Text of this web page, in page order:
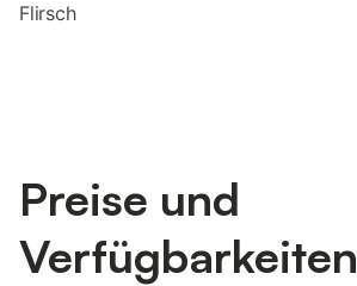
Flirsch
Preise und
Verfügbarkeiten